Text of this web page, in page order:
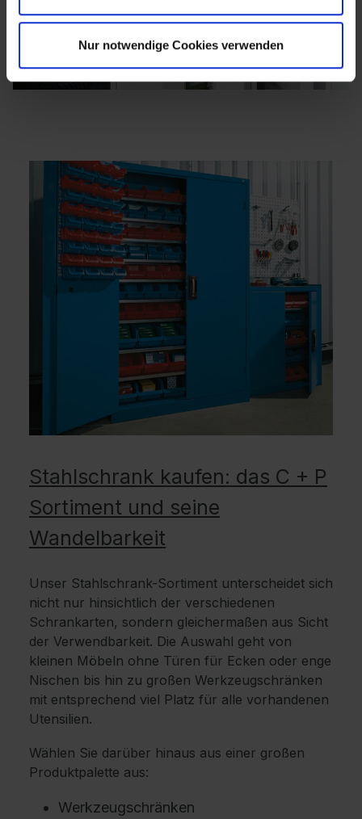
Nur notwendige Cookies verwenden
Stahlschrank kaufen: das C + P
Sortiment und seine
Wandelbarkeit
Unser Stahlschrank-Sortiment unterscheidet sich
nicht nur hinsichtlich der verschiedenen
Schrankarten, sondern gleichermaßen aus Sicht
der Verwendbarkeit. Die Auswahl geht von
kleinen Möbeln ohne Türen für Ecken oder enge
Nischen bis hin zu großen Werkzeugschränken
mit entsprechend viel Platz für alle vorhandenen
Utensilien.
Wählen Sie darüber hinaus aus einer großen
Produktpalette aus:
Werkzeugschränken